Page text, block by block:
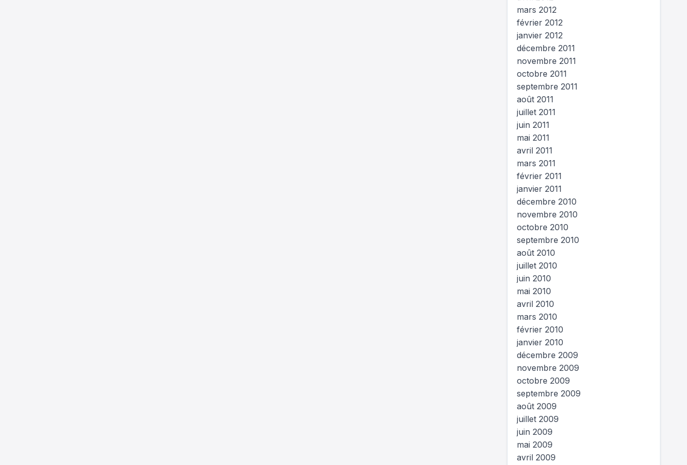
mars 2012
février 2012
janvier 2012
décembre 2011
novembre 2011
octobre 2011
septembre 2011
août 2011
juillet 2011
juin 2011
mai 2011
avril 2011
mars 2011
février 2011
janvier 2011
décembre 2010
novembre 2010
octobre 2010
septembre 2010
août 2010
juillet 2010
juin 2010
mai 2010
avril 2010
mars 2010
février 2010
janvier 2010
décembre 2009
novembre 2009
octobre 2009
septembre 2009
août 2009
juillet 2009
juin 2009
mai 2009
avril 2009